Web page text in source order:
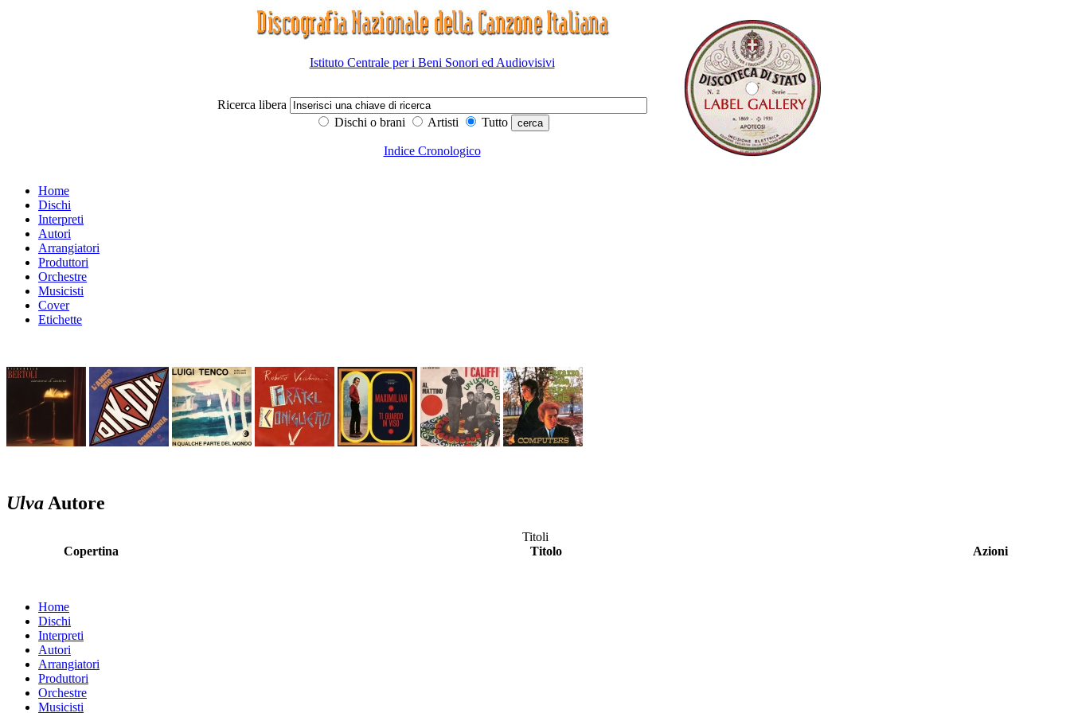
Istituto Centrale per i Beni Sonori ed Audiovisivi
Ricerca libera
Dischi o brani
Artisti Tutto
Indice Cronologico
Home
Dischi
Interpreti
Autori
Arrangiatori
Produttori
Orchestre
Musicisti
Cover
Etichette
Ulva Autore
Titoli
Copertina
Titolo Azioni
Home
Dischi
Interpreti
Autori
Arrangiatori
Produttori
Orchestre
Musicisti